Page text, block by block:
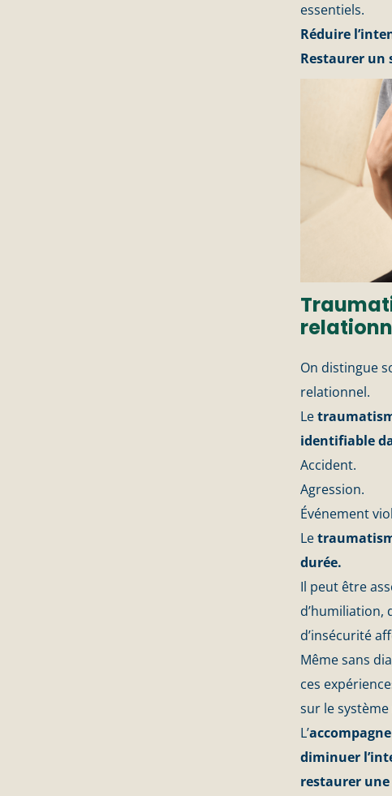
essentiels.
Réduire
Restaurer un
On distingue
relationnel.
Le
identifiable
Accident.
Agression.
Événement
Le
durée.
Il peut être
d’humiliation,
d’insécurité
Même sans
ces
sur le
L’
diminuer
restaurer